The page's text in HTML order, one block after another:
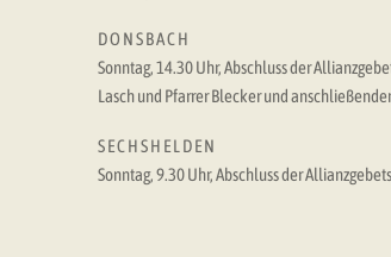
D O N S B A C H
Sonntag, 14.30 Uhr, Abschluss der
Lasch und Pfarrer Blecker und
S E C H S H E L D E N
Sonntag, 9.30 Uhr, Abschluss der